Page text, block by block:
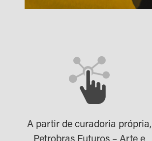
A partir de curadoria própria,
Petrobras Futuros – Arte e